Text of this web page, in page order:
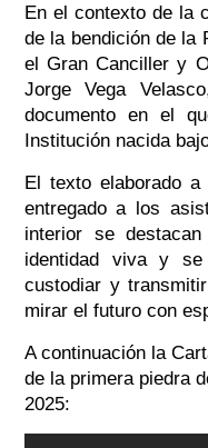
En el contexto de la
de la bendición de la
el Gran Canciller y
Jorge Vega
documento en el
Institución nacida
El texto elaborado
entregado a los
interior se
identidad viva y
custodiar y
mirar el futuro con
A continuación la
de la primera piedra
2025: